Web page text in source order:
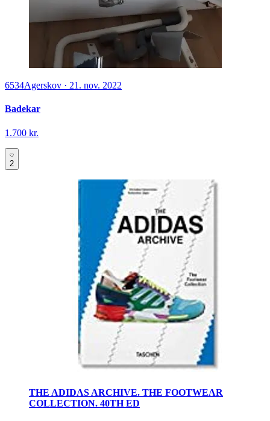
6534Agerskov · 21. nov. 2022
Badekar
1.700 kr.
2
THE ADIDAS ARCHIVE. THE FOOTWEAR
COLLECTION. 40TH ED